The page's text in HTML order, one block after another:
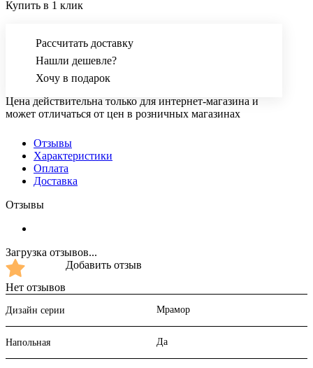
Купить в 1 клик
Рассчитать доставку
Нашли дешевле?
Хочу в подарок
Цена действительна только для интернет-магазина и
может отличаться от цен в розничных магазинах
Отзывы
Характеристики
Оплата
Доставка
Отзывы
Загрузка отзывов...
Нет отзывов
Добавить отзыв
Дизайн серии Мрамор
Напольная Да